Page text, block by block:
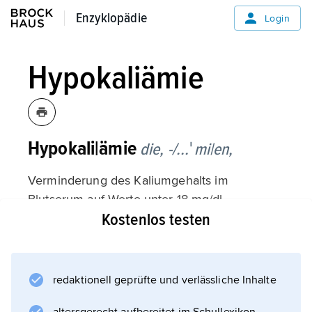
Enzyklopädie
Enzyklopädie Login
Hypokaliämie
Hypokali|ämie die, -/...ˈmi|en,
Verminderung des Kaliumgehalts im
Blutserum auf Werte unter 18 mg/dl
beziehungsweise 3,5 mmol/l; häufigste
Abführmitteln oder länger andauernde
Kostenlos testen
redaktionell geprüfte und verlässliche Inhalte